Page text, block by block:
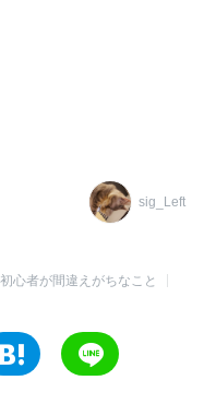
sig_Left
心者が間違えがちなこと